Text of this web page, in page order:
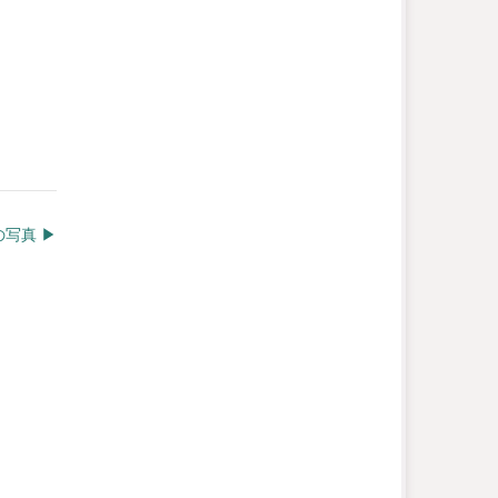
写真 ▶︎